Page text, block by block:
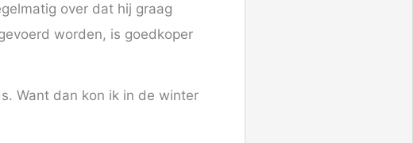
over dat hij graag
worden, is goedkoper
Want dan kon ik in de winter